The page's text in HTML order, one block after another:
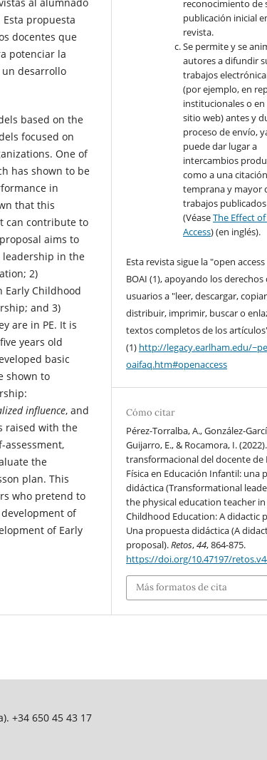
propuesta
docentes que
potenciar la
un desarrollo
based on the
focused on
One of
has shown to be
in
that this
can contribute to
aims to
leadership in the
2)
Early Childhood
and 3)
are in PE. It is
years old
basic
shown to
influence, and
raised with the
assessment,
the
plan. This
who pretend to
of
of Early
reconocimiento de
publicación inicial
revista.
Se permite y se
autores a difundir
trabajos
(por ejemplo, en
institucionales o
sitio web) antes y
proceso de envío,
puede dar lugar a
intercambios
como a una
temprana y mayor
trabajos publicados
(VéaseThe Effect
Access) (en inglés).
Esta revista sigue la "open
BOAI (1), apoyando los derechos
usuarios a "leer, descargar,
distribuir, imprimir, buscar o
textos completos de los
(1) http://legacy.earlham.edu/
oaifaq.htm#openaccess
Cómo citar
Pérez-Torralba, A., González-
Guijarro, E., & Rocamora, I.
transformacional del docente de
Física en Educación Infantil: una
didáctica (Transformational
the physical education teacher in
Childhood Education: A didactic
Una propuesta didáctica (A
proposal).Retos,44, 864-875.
https://doi.org/10.47197/
Más formatos de cita
+34 650 45 43 17